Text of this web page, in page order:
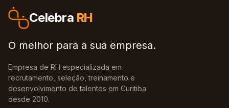
Celebra RH
O melhor para a sua empresa.
Empresa de RH especializada em
recrutamento, seleção, treinamento e
desenvolvimento de talentos em Curitiba
desde 2010.